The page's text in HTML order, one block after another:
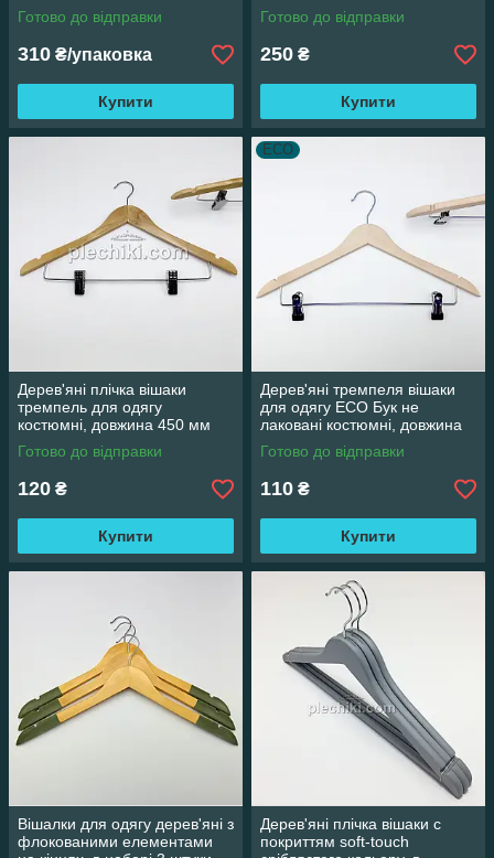
Готово до відправки
310 ₴/упаковка
Купити
Готово до відправки
250 ₴
Купити
Дерев'яні плічка вішаки
тремпель для одягу
костюмні, довжина 450 мм
Готово до відправки
120 ₴
Купити
ECO
Дерев'яні тремпеля вішаки
для одягу ECO Бук не
лаковані костюмні, довжина
440 мм
Готово до відправки
110 ₴
Купити
Вішалки для одягу дерев'яні з
флокованими елементами
Дерев'яні плічка вішаки c
покриттям soft-touch